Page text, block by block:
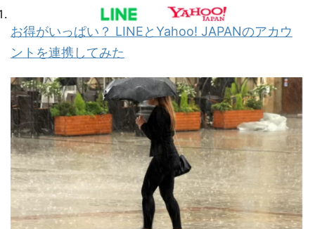
お得がいっぱい？ LINEとYahoo! JAPANのアカウ
ントを連携してみた